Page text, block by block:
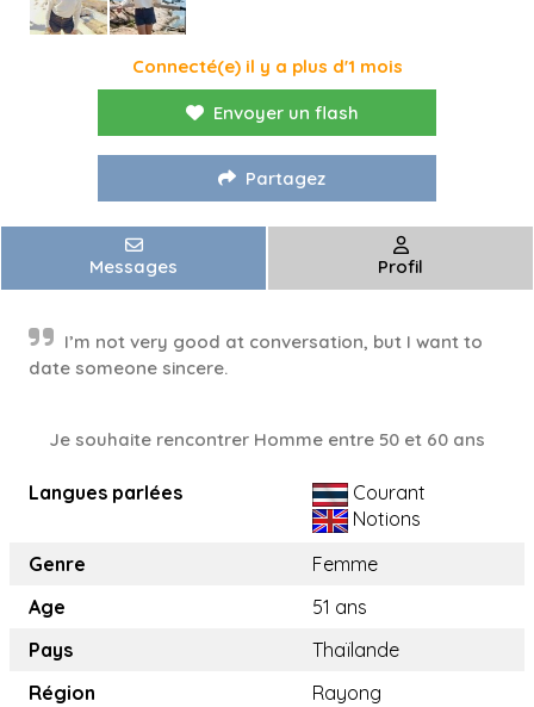
Connecté(e) il y a plus d'1 mois
Envoyer un flash
Partagez
Messages Profil
I’m not very good at conversation, but I want to
date someone sincere.
Je souhaite rencontrer Homme entre 50 et 60 ans
Langues parlées
Courant
Notions
Genre
Femme
Age
51 ans
Pays
Thaïlande
Région
Rayong